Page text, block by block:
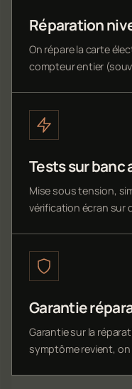
Réparation
On répare la carte
compteur entier
Tests sur banc
Mise sous tension,
vérification écran sur
Garantie
Garantie sur la
symptôme revient,